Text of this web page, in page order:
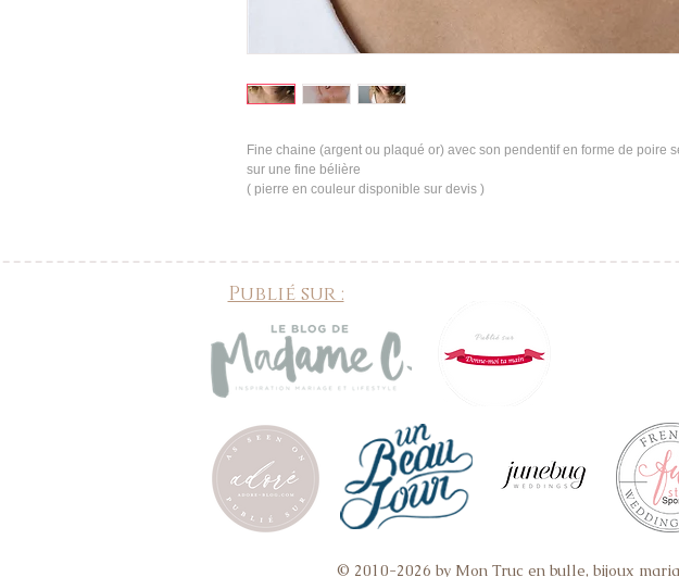
Fine chaine (argent ou plaqué or) avec son pendentif en forme de poire
sur une fine bélière
( pierre en couleur disponible sur devis )
Publié sur :
© 2010-2026 by Mon Truc en bulle, bijoux